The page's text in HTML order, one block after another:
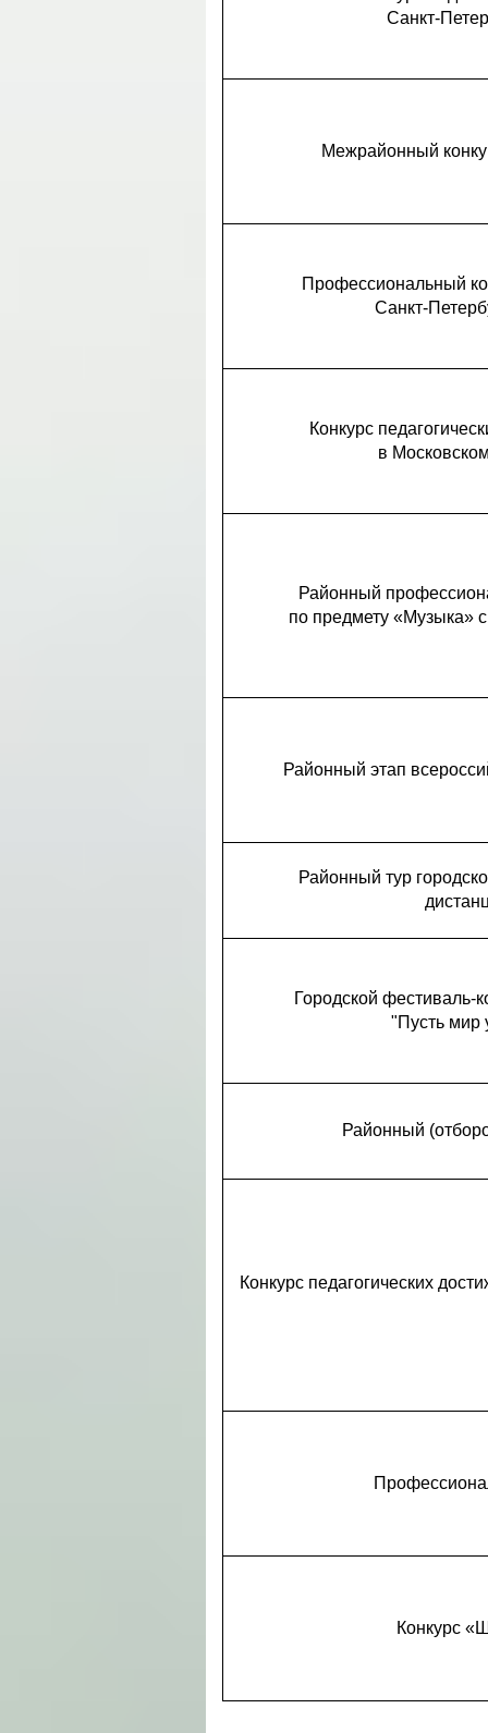
Санкт-
Межрайонный
Профессиональный
Санкт-
Конкурс
в
Районный
по предмету «Музыка»
Районный этап
Районный тур
Городской фестиваль-
"Пусть мир
Районный
Конкурс педагогических
Конкурс